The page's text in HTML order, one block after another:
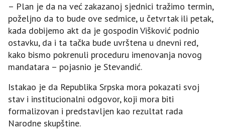
– Plan je da na već zakazanoj sjednici tražimo termin,
poželjno da to bude ove sedmice, u četvrtak ili petak,
kada dobijemo akt da je gospodin Višković podnio
ostavku, da i ta tačka bude uvrštena u dnevni red,
kako bismo pokrenuli proceduru imenovanja novog
mandatara – pojasnio je Stevandić.
Istakao je da Republika Srpska mora pokazati svoj
stav i institucionalni odgovor, koji mora biti
formalizovan i predstavljen kao rezultat rada
Narodne skupštine.